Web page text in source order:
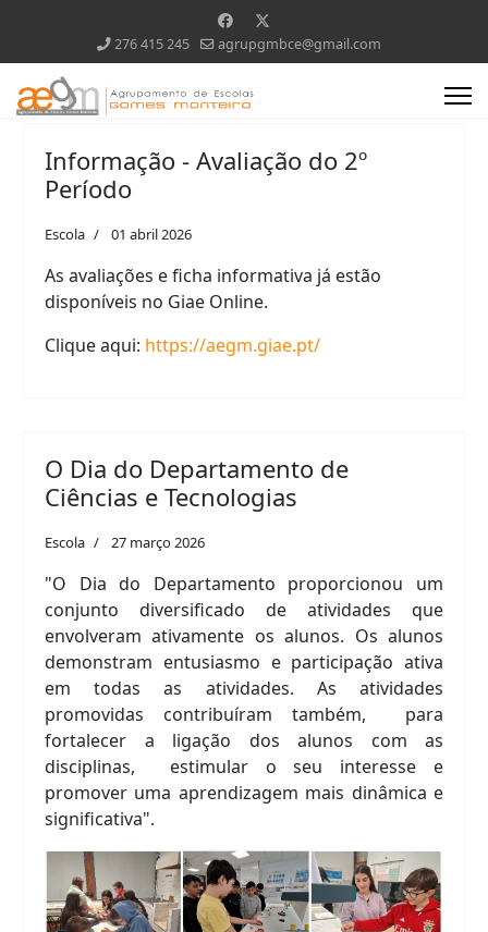
276 415 245 agrupgmbce@gmail.com
Informação - Avaliação do 2º
Período
Escola 01 abril 2026
As avaliações e ficha informativa já estão
disponíveis no Giae Online.
Clique aqui: https://aegm.giae.pt/
O Dia do Departamento de
Ciências e Tecnologias
Escola 27 março 2026
"O Dia do Departamento proporcionou um
conjunto diversificado de atividades que
envolveram ativamente os alunos. Os alunos
demonstram entusiasmo e participação ativa
em todas as atividades. As atividades
promovidas contribuíram também, para
fortalecer a ligação dos alunos com as
disciplinas, estimular o seu interesse e
promover uma aprendizagem mais dinâmica e
significativa".